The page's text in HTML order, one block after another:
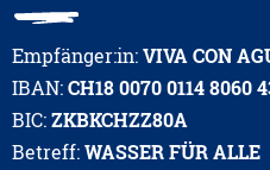
Empfänger:in:VIVA CON
IBAN:CH18 0070 0114 8060
BIC:ZKBKCHZZ80A
Betreff:WASSER FÜR ALLE